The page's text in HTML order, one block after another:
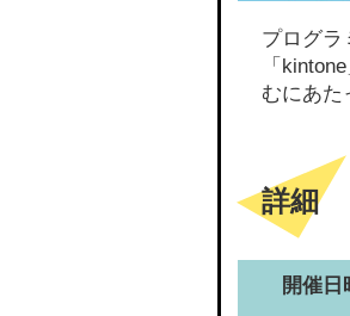
プログラ
「
むにあた
詳細
開催日